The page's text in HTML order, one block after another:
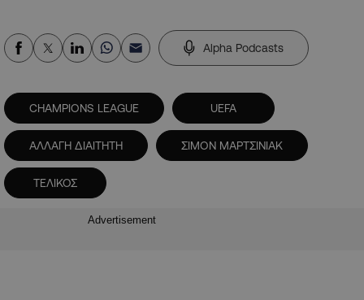
Alpha Podcasts
CHAMPIONS LEAGUE UEFA
ΑΛΛΑΓΗ ΔΙΑΙΤΗΤΗ ΣΙΜΟΝ ΜΑΡΤΣΙΝΙΑΚ
ΤΕΛΙΚΟΣ
Advertisement